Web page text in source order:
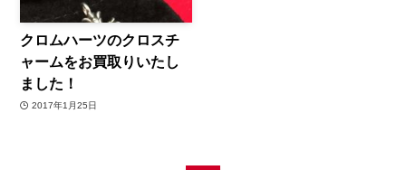
クロムハーツのクロスチ
ャームをお買取りいたし
ました！
2017年1月25日